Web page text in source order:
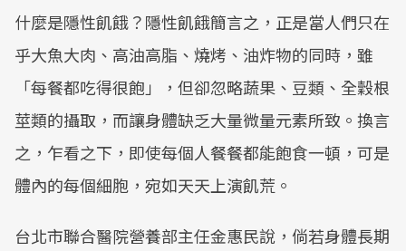
Mute
什麼是隱性飢餓？隱性飢餓簡言之，正是當人們只在
乎大魚大肉、高油高脂、燒烤、油炸物的同時，雖
「每餐都吃得很飽」，但卻忽略蔬果、豆類、全穀根
莖類的攝取，而讓身體缺乏大量微量元素所致。換言
之，乍看之下，即使每個人餐餐都能飽食一頓，可是
體內的每個細胞，宛如天天上演飢荒。
台北市聯合醫院營養部主任金惠民說，倘若身體長期